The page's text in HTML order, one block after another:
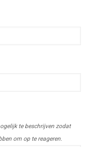
te beschrijven zodat
om op te reageren.